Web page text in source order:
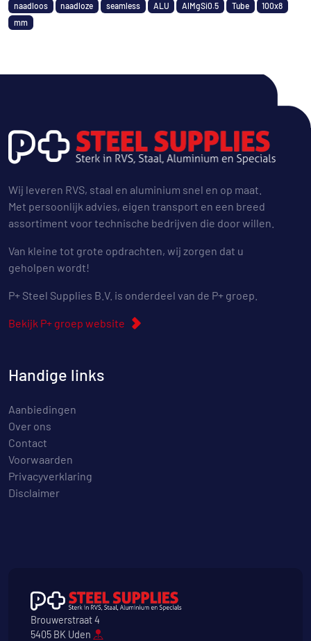
naadloos
naadloze seamless ALU AlMgSi0.5 Tube
100x8
mm
Wij leveren RVS, staal en aluminium snel en op maat.
Met persoonlijk advies, eigen transport en een breed
assortiment voor technische bedrijven die door willen.
Van kleine tot grote opdrachten, wij zorgen dat u
geholpen wordt!
P+ Steel Supplies B.V. is onderdeel van de P+ groep.
Bekijk P+ groep website
Handige links
Aanbiedingen
Over ons
Contact
Voorwaarden
Privacyverklaring
Disclaimer
Brouwerstraat 4
5405 BK Uden